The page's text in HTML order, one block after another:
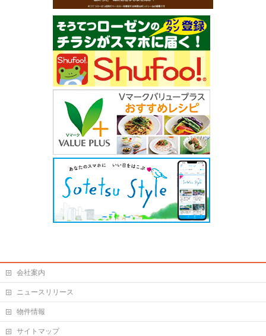
会社案内
ニュースリリース
物件情報
サイトマップ